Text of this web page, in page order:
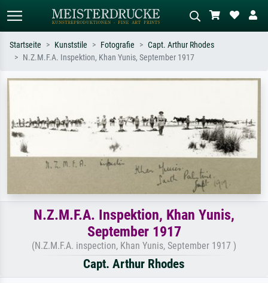
Hokusai, Akt.
Ölgemälde, Stehender Akt neben einem
Baum.
Startseite Kunststile Fotografie
Capt. Arthur Rhodes
N.Z.M.F.A. Inspektion, Khan Yunis, September 1917
N.Z.M.F.A. Inspektion, Khan Yunis,
September 1917
(N.Z.M.F.A. inspection, Khan Yunis, September 1917 )
Capt. Arthur Rhodes